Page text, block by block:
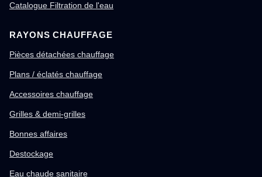
Catalogue Filtration de l'eau
RAYONS CHAUFFAGE
Pièces détachées chauffage
Plans / éclatés chauffage
Accessoires chauffage
Grilles & demi-grilles
Bonnes affaires
Destockage
Eau chaude sanitaire